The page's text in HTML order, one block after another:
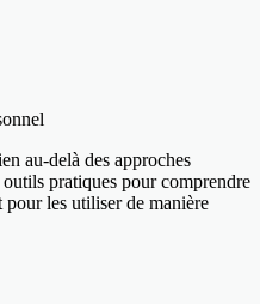
au-delà des approches
pratiques pour comprendre
pour les utiliser de manière